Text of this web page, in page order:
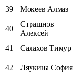
39 Мокеев Алмаз
40
Страшнов
Алексей
41 Салахов Тимур
42 Ляукина София